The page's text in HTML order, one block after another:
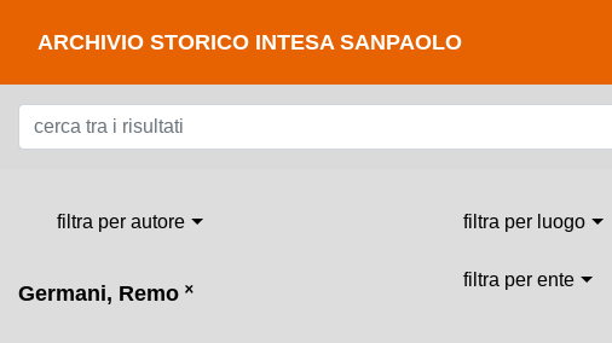
ARCHIVIO STORICO INTESA SANPAOLO
filtra per autore filtra per luogo
Germani, Remo ˟
filtra per ente